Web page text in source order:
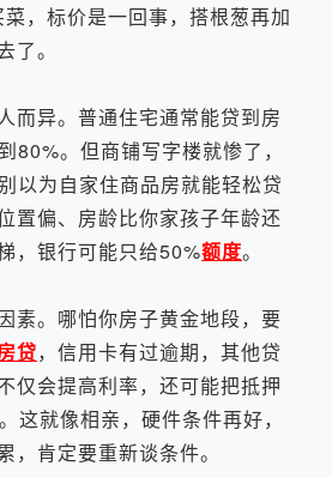
，标价是一回事，搭根葱再加
了。
异。普通住宅通常能贷到房
80%。但商铺写字楼就惨了，
以为自家住商品房就能轻松贷
偏、房龄比你家孩子年龄还
，银行可能只给50%额度。
。哪怕你房子黄金地段，要
贷，信用卡有过逾期，其他贷
仅会提高利率，还可能把抵押
这就像相亲，硬件条件再好，
，肯定要重新谈条件。